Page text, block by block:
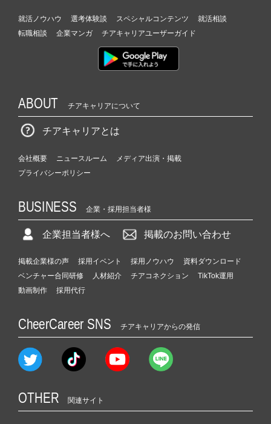
就活ノウハウ 選考体験談 スペシャルコンテンツ
就活相談
転職相談
企業マンガ チアキャリアユーザーガイド
ABOUT チアキャリアについて
チアキャリアとは
会社概要 ニュースルーム
メディア出演・掲載
プライバシーポリシー
BUSINESS 企業・採用担当者様
企業担当者様へ 掲載のお問い合わせ
掲載企業様の声 採用イベント 採用ノウハウ
資料ダウンロード
ベンチャー合同研修
人材紹介 チアコネクション
TikTok運用
動画制作
採用代行
CheerCareer SNS チアキャリアからの発信
OTHER 関連サイト